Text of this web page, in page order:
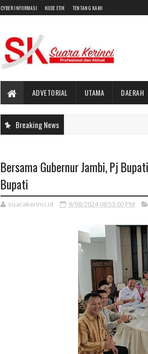
CYBER INFORMASI KODE ETIK TENTANG KAMI
ADVETORIAL UTAMA DAERAH
Breaking News
Bersama Gubernur Jambi, Pj
Bupati
suarakerinci.id 9/08/2024 08:53:00 PM